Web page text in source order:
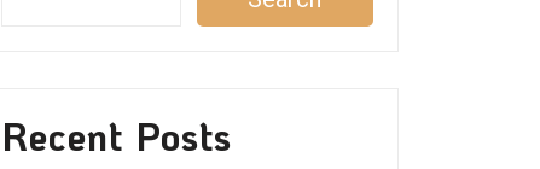
Recent Posts